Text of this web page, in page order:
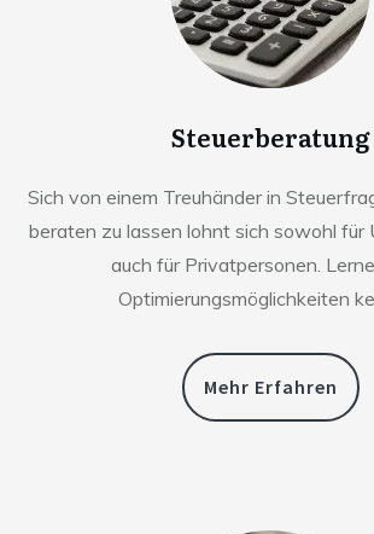
Steuerberatung
Sich von einem Treuhänder in
beraten zu lassen lohnt sich sowohl für
auch für Privatpersonen.
Optimierungsmöglichkeiten
Mehr Erfahren